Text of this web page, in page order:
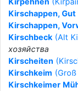
Kirschappen, Gut
Kirschappen,
Kirschbeck (Alt
хозяйства
Kirscheiten
Kirschkeim
Kirschkeimer